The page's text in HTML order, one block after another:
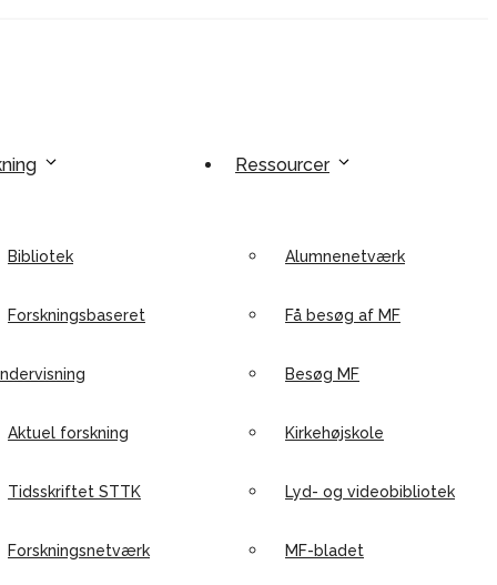
Bibliotek
Forskningsbaseret
Aktuel forskning
Tidsskriftet STTK
Forskningsnetværk
Ressourcer
Alumnenetværk
Få besøg af MF
Besøg MF
Kirkehøjskole
Lyd- og videobibliotek
MF-bladet